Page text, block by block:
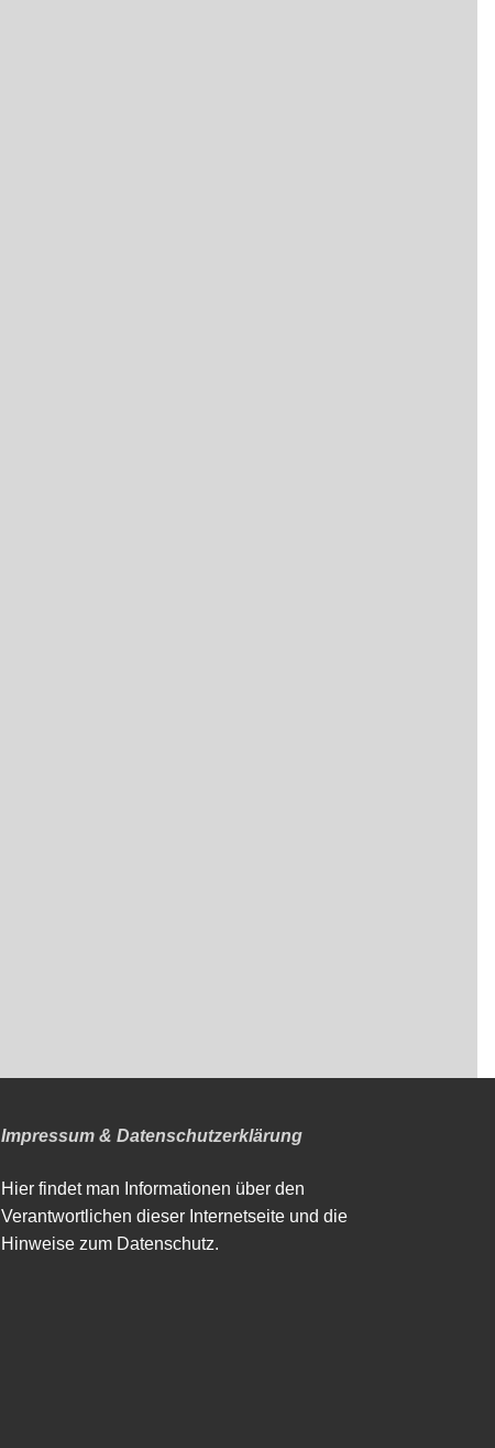
Impressum & Datenschutzerklärung
Hier findet man Informationen über den
Verantwortlichen dieser Internetseite und die
Hinweise zum Datenschutz.